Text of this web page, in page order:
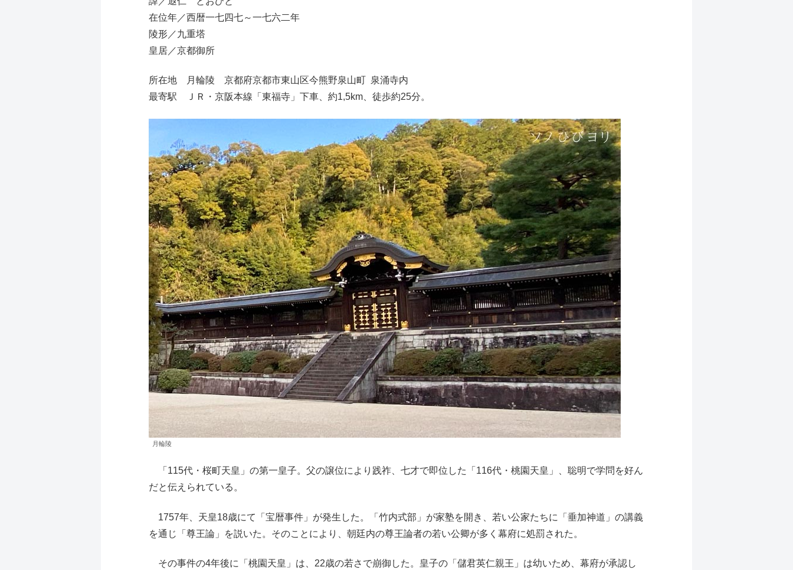
在位年／西暦一七四七～一七六二年
陵形／九重塔
皇居／京都御所
所在地 月輪陵 京都府京都市東山区今熊野泉山町 泉涌寺内
最寄駅 ＪＲ・京阪本線「東福寺」下車、約1,5km、徒歩約25分。
月輪陵
「115代・桜町天皇」の第一皇子。父の譲位により践祚、七才で即位した「116代・桃園天皇」、聡明で学問を好ん
だと伝えられている。
1757年、天皇18歳にて「宝暦事件」が発生した。「竹内式部」が家塾を開き、若い公家たちに「垂加神道」の講義
を通じ「尊王論」を説いた。そのことにより、朝廷内の尊王論者の若い公卿が多く幕府に処罰された。
その事件の4年後に「桃園天皇」は、22歳の若さで崩御した。皇子の「儲君英仁親王」は幼いため、幕府が承認し